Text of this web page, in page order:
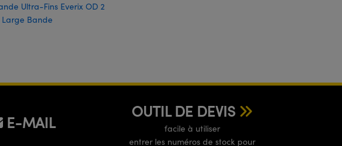
Ultra-Fins Everix OD 2
Bande
E-MAIL
OUTIL DE DEVIS
facile à utiliser
entrer les numéros de stock pour